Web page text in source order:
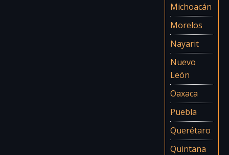
Michoacán
Morelos
Nayarit
Nuevo
León
Oaxaca
Puebla
Querétaro
Quintana